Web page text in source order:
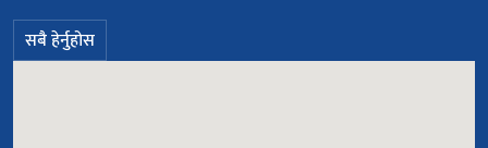
सबै हेर्नुहोस